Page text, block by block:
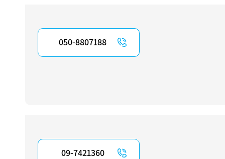
050-8807188
09-7421360